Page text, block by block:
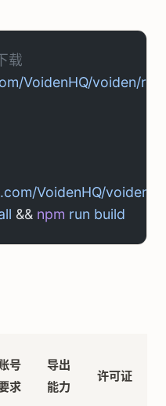
载
VoidenHQ/voiden/
VoidenHQ/
&& npm run build
号
求
导出
能力
许可证